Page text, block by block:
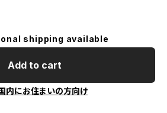
shipping available
Add to cart
内にお住まいの方向け